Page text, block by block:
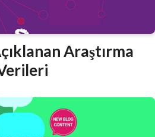
Araştırma